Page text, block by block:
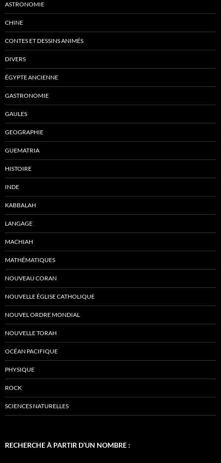
ASTRONOMIE
CHINE
CONTES ET DESSINS ANIMÉS
DIVERS
ÉGYPTE ANCIENNE
GASTRONOMIE
GAULES
GEOGRAPHIE
GUEMATRIA
HISTOIRE
INDE
KABBALAH
LANGAGE
MACHIAH
MATHÉMATIQUES
NOUVEAU CORAN
NOUVELLE ÉGLISE CATHOLIQUE
NOUVEL ORDRE MONDIAL
NOUVELLE TORAH
OCÉAN PACIFIQUE
PHYSIQUE
ROCK
SCIENCES NATURELLES
RECHERCHE À PARTIR D’UN NOMBRE :